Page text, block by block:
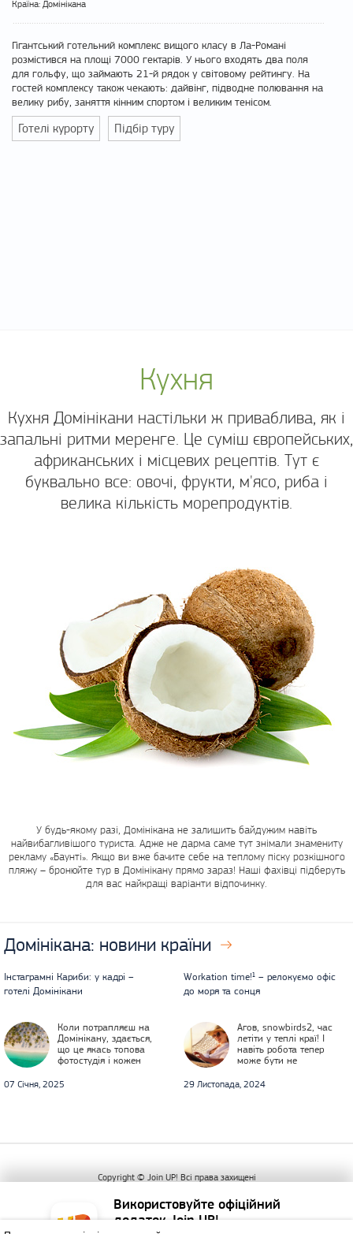
Країна: Домінікана
Гігантський готельний комплекс вищого класу в Ла-Романі
розмістився на площі 7000 гектарів. У нього входять два поля
для гольфу, що займають 21-й рядок у світовому рейтингу. На
гостей комплексу також чекають: дайвінг, підводне полювання на
велику рибу, заняття кінним спортом і великим тенісом.
Готелі курорту Підбір туру
Кухня
Кухня Домінікани настільки ж приваблива, як і
запальні ритми меренге. Це суміш європейських,
африканських і місцевих рецептів. Тут є
буквально все: овочі, фрукти, м'ясо, риба і
велика кількість морепродуктів.
У будь-якому разі, Домінікана не залишить байдужим навіть
найвибагливішого туриста. Адже не дарма саме тут знімали знамениту
рекламу «Баунті». Якщо ви вже бачите себе на теплому піску розкішного
пляжу – бронюйте тур в Домінікану прямо зараз! Наші фахівці підберуть
для вас найкращі варіанти відпочинку.
Домінікана: новини країни
Інстаграмні Кариби: у кадрі –
готелі Домінікани
Коли потрапляєш на
Домінікану, здається,
що це якась топова
фотостудія і кожен
за хвилини збирає
07 Січня, 2025
Workation time!¹ – релокуємо офіс
до моря та сонця
Агов, snowbirds2, час
летіти у теплі краї! І
навіть робота тепер
може бути не
імовірніше навпаки –
29 Листопада, 2024
Copyright © Join UP! Всі права захищені
Використовуйте офіційний
додаток Join UP!